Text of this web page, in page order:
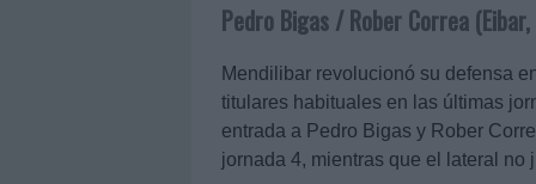
Pedro Bigas / Rober Correa
Mendilibar revolucionó su defensa
titulares habituales en las últimas
entrada a Pedro Bigas y Rober
jornada 4, mientras que el lateral no